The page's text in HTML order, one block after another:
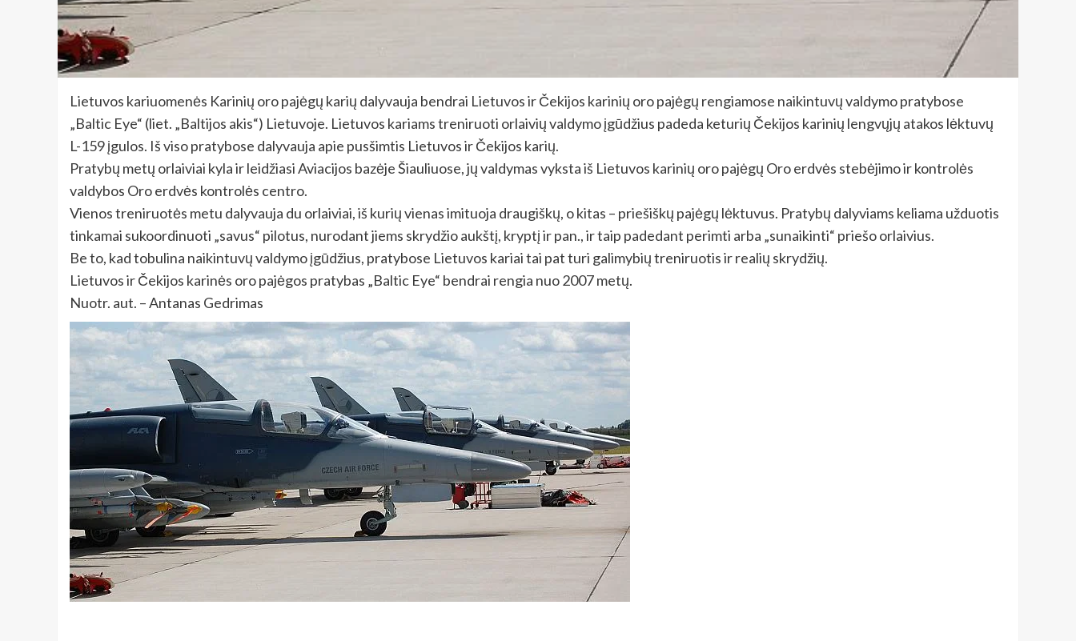
Lietuvos kariuomenės Karinių oro pajėgų karių dalyvauja bendrai Lietuvos ir Čekijos karinių oro pajėgų rengiamose naikintuvų valdymo pratybose
„Baltic Eye“ (liet. „Baltijos akis“) Lietuvoje. Lietuvos kariams treniruoti orlaivių valdymo įgūdžius padeda keturių Čekijos karinių lengvųjų atakos lėktuvų
L-159 įgulos. Iš viso pratybose dalyvauja apie pusšimtis Lietuvos ir Čekijos karių.
Pratybų metų orlaiviai kyla ir leidžiasi Aviacijos bazėje Šiauliuose, jų valdymas vyksta iš Lietuvos karinių oro pajėgų Oro erdvės stebėjimo ir kontrolės
valdybos Oro erdvės kontrolės centro.
Vienos treniruotės metu dalyvauja du orlaiviai, iš kurių vienas imituoja draugiškų, o kitas – priešiškų pajėgų lėktuvus. Pratybų dalyviams keliama užduotis
tinkamai sukoordinuoti „savus“ pilotus, nurodant jiems skrydžio aukštį, kryptį ir pan., ir taip padedant perimti arba „sunaikinti“ priešo orlaivius.
Be to, kad tobulina naikintuvų valdymo įgūdžius, pratybose Lietuvos kariai tai pat turi galimybių treniruotis ir realių skrydžių.
Lietuvos ir Čekijos karinės oro pajėgos pratybas „Baltic Eye“ bendrai rengia nuo 2007 metų.
Nuotr. aut. – Antanas Gedrimas